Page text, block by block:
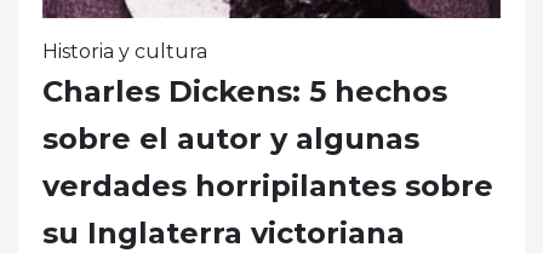
Historia y cultura
Charles Dickens: 5 hechos
sobre el autor y algunas
verdades horripilantes sobre
su Inglaterra victoriana